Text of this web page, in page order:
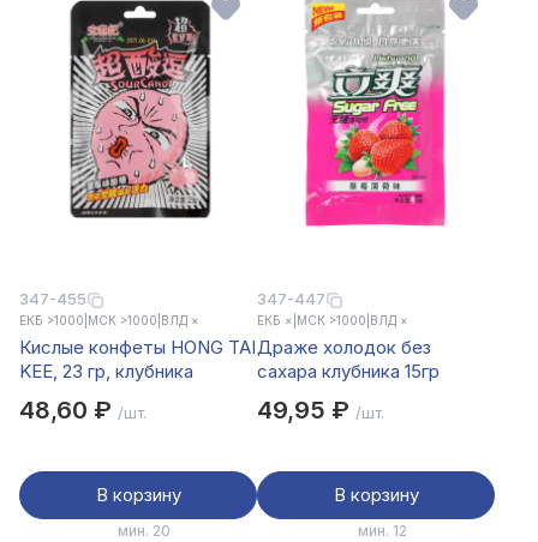
347-455
ЕКБ >1000 МСК >1000 ВЛД ×
Кислые конфеты HONG TAI
KEE, 23 гр, клубника
48,60 ₽ /шт.
В корзину
мин. 20
347-447
ЕКБ × МСК >1000 ВЛД ×
Драже холодок без
сахара клубника 15гр
49,95 ₽ /шт.
В корзину
мин. 12